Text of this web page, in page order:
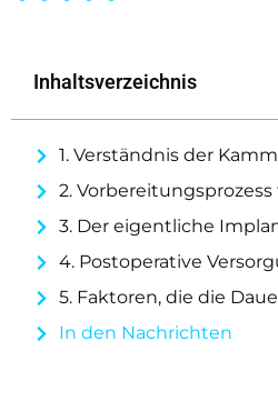
Inhaltsverzeichnis
1. Verständnis der
2.
3. Der eigentliche
4. Postoperative
5. Faktoren, die die
In den Nachrichten